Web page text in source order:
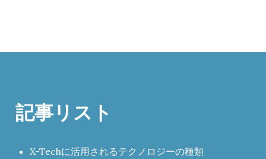
記事リスト
X-Techに活用されるテクノロジーの種類